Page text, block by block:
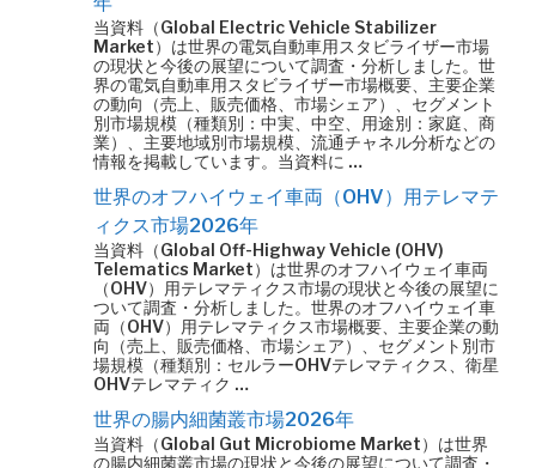
当資料（Global Electric Vehicle Stabilizer
Market）は世界の電気自動車用スタビライザー市場
の現状と今後の展望について調査・分析しました。世
界の電気自動車用スタビライザー市場概要、主要企業
の動向（売上、販売価格、市場シェア）、セグメント
別市場規模（種類別：中実、中空、用途別：家庭、商
業）、主要地域別市場規模、流通チャネル分析などの
情報を掲載しています。当資料に …
世界のオフハイウェイ車両（OHV）用テレマテ
ィクス市場2026年
当資料（Global Off-Highway Vehicle (OHV)
Telematics Market）は世界のオフハイウェイ車両
（OHV）用テレマティクス市場の現状と今後の展望に
ついて調査・分析しました。世界のオフハイウェイ車
両（OHV）用テレマティクス市場概要、主要企業の動
向（売上、販売価格、市場シェア）、セグメント別市
場規模（種類別：セルラーOHVテレマティクス、衛星
OHVテレマティク …
世界の腸内細菌叢市場2026年
当資料（Global Gut Microbiome Market）は世界
の腸内細菌叢市場の現状と今後の展望について調査・